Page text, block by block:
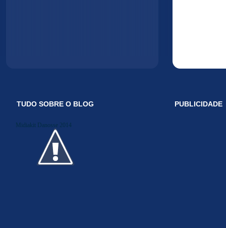
TUDO SOBRE O BLOG
Midiakit Danosse 2014
PUBLICIDADE